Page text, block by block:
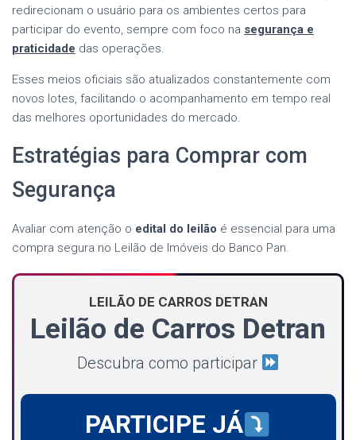
redirecionam o usuário para os ambientes certos para
participar do evento, sempre com foco na segurança e
praticidade das operações.
Esses meios oficiais são atualizados constantemente com
novos lotes, facilitando o acompanhamento em tempo real
das melhores oportunidades do mercado.
Estratégias para Comprar com
Segurança
Avaliar com atenção o edital do leilão é essencial para uma
compra segura no Leilão de Imóveis do Banco Pan.
LEILÃO DE CARROS DETRAN
Leilão de Carros Detran
Descubra como participar
PARTICIPE JÁ